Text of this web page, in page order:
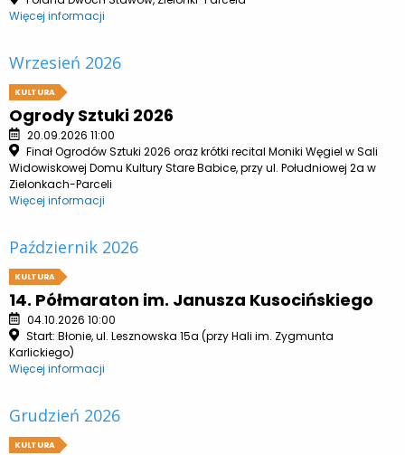
Więcej informacji
Wrzesień 2026
KULTURA
Ogrody Sztuki 2026
20.09.2026 11:00
Finał Ogrodów Sztuki 2026 oraz krótki recital Moniki Węgiel w Sali
Widowiskowej Domu Kultury Stare Babice, przy ul. Południowej 2a w
Zielonkach-Parceli
Więcej informacji
Październik 2026
KULTURA
14. Półmaraton im. Janusza Kusocińskiego
04.10.2026 10:00
Start: Błonie, ul. Lesznowska 15a (przy Hali im. Zygmunta
Karlickiego)
Więcej informacji
Grudzień 2026
KULTURA